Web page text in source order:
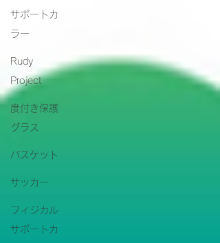
サポートカ
ラー
Rudy
Project
度付き保護
グラス
バスケット
サッカー
フィジカル
サポートカ